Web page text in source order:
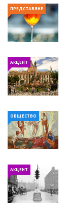
ПРЕДСТАВЯНЕ
АКЦЕНТ
ОБЩЕСТВО
АКЦЕНТ